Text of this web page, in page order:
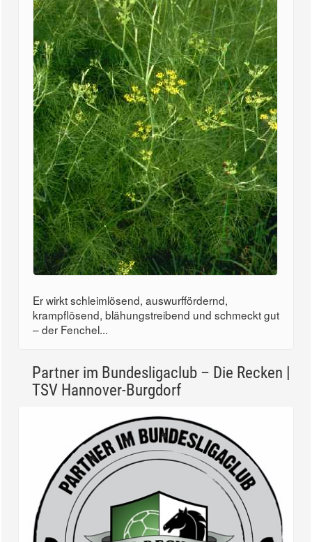
Er wirkt schleimlösend, auswurffördernd,
krampflösend, blähungstreibend und schmeckt gut
– der Fenchel...
Partner im Bundesligaclub – Die Recken |
TSV Hannover-Burgdorf